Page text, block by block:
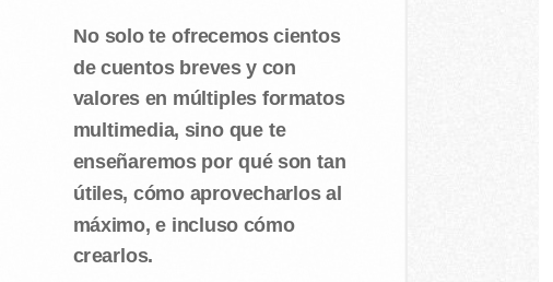
No solo te ofrecemos cientos
de cuentos breves y con
valores en múltiples formatos
multimedia, sino que te
enseñaremos por qué son tan
útiles, cómo aprovecharlos al
máximo, e incluso cómo
crearlos.